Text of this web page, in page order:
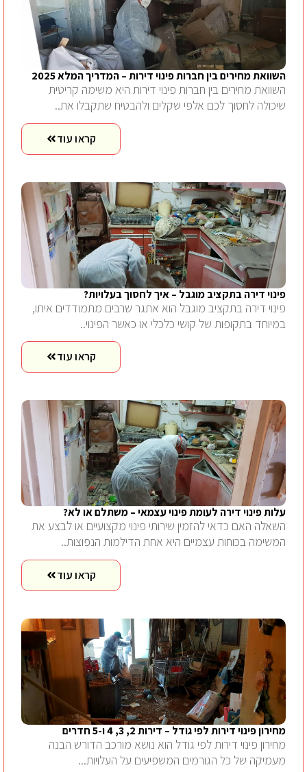
השוואת מחירים בין חברות פינוי דירות – המדריך המלא 2025
השוואת מחירים בין חברות פינוי דירות היא משימה קריטית
שיכולה לחסוך לכם אלפי שקלים ולהבטיח שתקבלו את..
קראו עוד
פינוי דירה בתקציב מוגבל – איך לחסוך בעלויות?
פינוי דירה בתקציב מוגבל הוא אתגר שרבים מתמודדים איתו,
במיוחד בתקופות של קושי כלכלי או כאשר הפינוי..
קראו עוד
עלות פינוי דירה לעומת פינוי עצמאי – משתלם או לא?
השאלה האם כדאי להזמין שירותי פינוי מקצועיים או לבצע את
המשימה בכוחות עצמיים היא אחת הדילמות הנפוצות..
קראו עוד
מחירון פינוי דירות לפי גודל – דירות 2, 3, 4 ו-5 חדרים
מחירון פינוי דירות לפי גודל הוא נושא מורכב הדורש הבנה
מעמיקה של כל הגורמים המשפיעים על העלויות...